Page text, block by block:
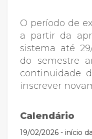
O período de
a partir da
sistema até
do semestre
continuidade
inscrever
Calendário
19/02/2026 - início